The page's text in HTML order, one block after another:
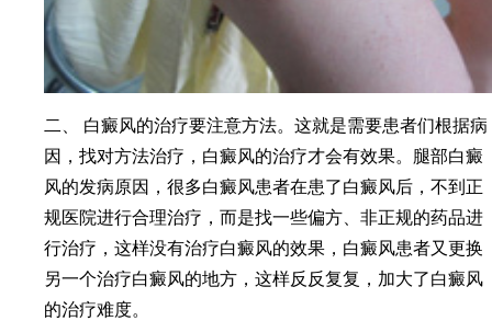
二、 白癜风的治疗要注意方法。这就是需要患者们根据病
因，找对方法治疗，白癜风的治疗才会有效果。腿部白癜
风的发病原因，很多白癜风患者在患了白癜风后，不到正
规医院进行合理治疗，而是找一些偏方、非正规的药品进
行治疗，这样没有治疗白癜风的效果，白癜风患者又更换
另一个治疗白癜风的地方，这样反反复复，加大了白癜风
的治疗难度。